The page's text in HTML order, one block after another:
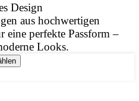
Design
aus hochwertigen
eine perfekte Passform –
Looks.